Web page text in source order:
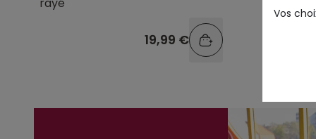
rayé
19,99 €
Vos